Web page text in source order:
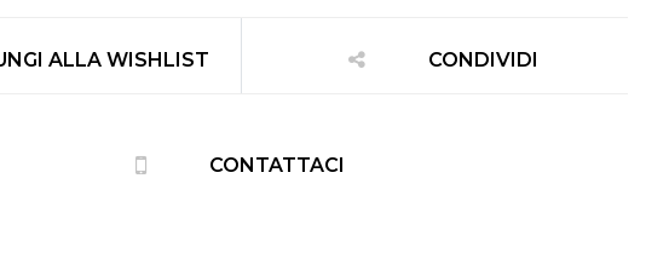
ALLA WISHLIST CONDIVIDI
CONTATTACI